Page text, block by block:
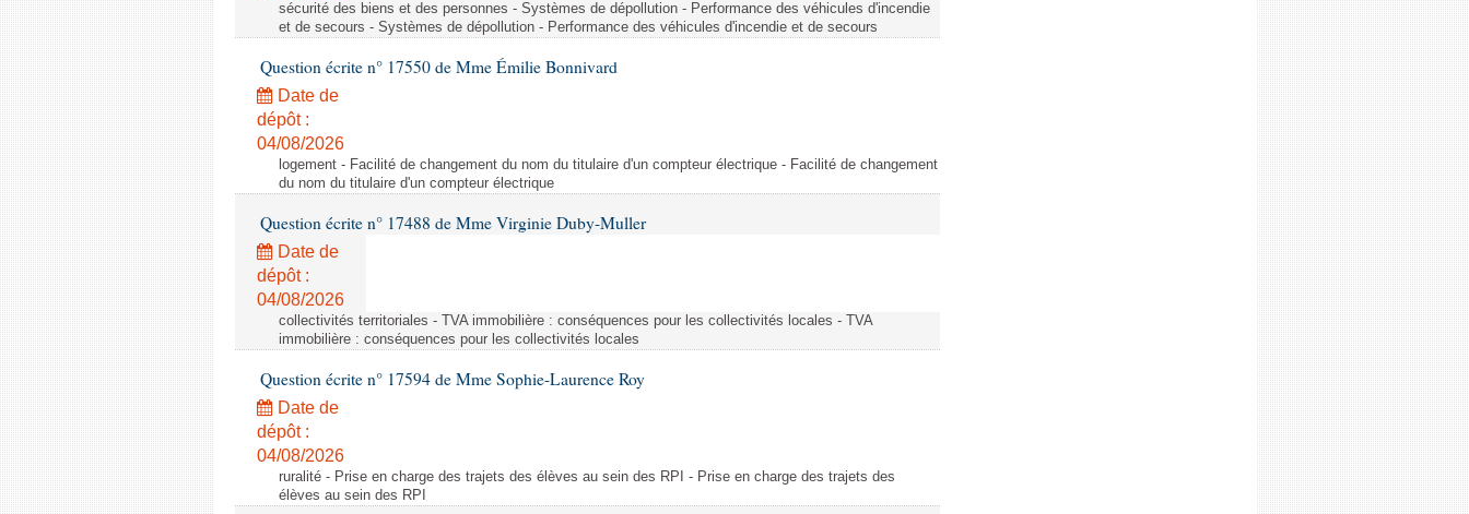
sécurité des biens et des personnes - Systèmes de dépollution - Performance des véhicules d'incendie
et de secours - Systèmes de dépollution - Performance des véhicules d'incendie et de secours
Question écrite n° 17550 de Mme Émilie Bonnivard
Date de
dépôt :
04/08/2026
logement - Facilité de changement du nom du titulaire d'un compteur électrique - Facilité de changement
du nom du titulaire d'un compteur électrique
Question écrite n° 17488 de Mme Virginie Duby-Muller
Date de
dépôt :
04/08/2026
collectivités territoriales - TVA immobilière : conséquences pour les collectivités locales - TVA
immobilière : conséquences pour les collectivités locales
Question écrite n° 17594 de Mme Sophie-Laurence Roy
Date de
dépôt :
04/08/2026
ruralité - Prise en charge des trajets des élèves au sein des RPI - Prise en charge des trajets des
élèves au sein des RPI